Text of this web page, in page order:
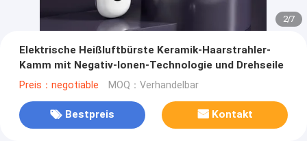
2/7
Elektrische Heißluftbürste Keramik-Haarstrahler-
Kamm mit Negativ-Ionen-Technologie und Drehseile
Preis：negotiable MOQ：Verhandelbar
Bestpreis Kontakt